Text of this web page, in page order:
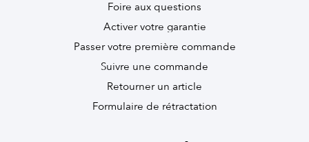
Foire aux questions
Activer votre garantie
Passer votre première commande
Suivre une commande
Retourner un article
Formulaire de rétractation